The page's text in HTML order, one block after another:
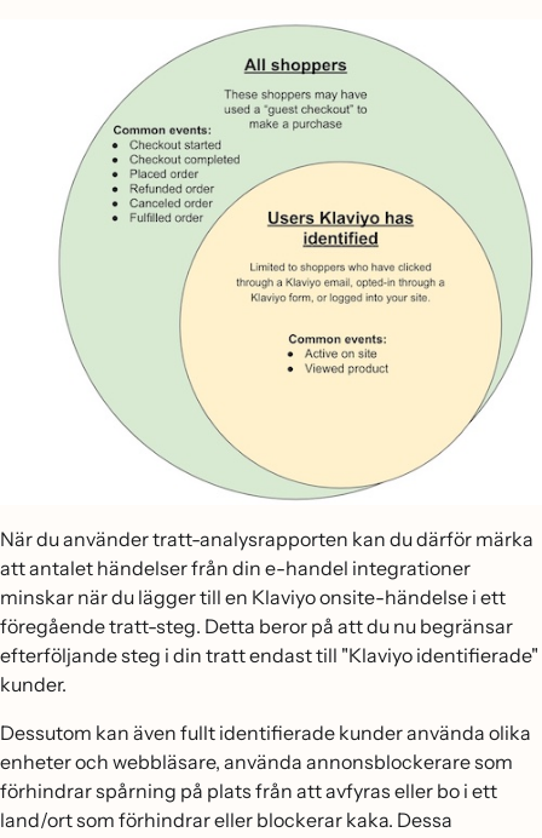
När du använder tratt-analysrapporten kan du därför märka
att antalet händelser från din e-handel integrationer
minskar när du lägger till en Klaviyo onsite-händelse i ett
föregående tratt-steg. Detta beror på att du nu begränsar
efterföljande steg i din tratt endast till "Klaviyo identifierade"
kunder.
Dessutom kan även fullt identifierade kunder använda olika
enheter och webbläsare, använda annonsblockerare som
förhindrar spårning på plats från att avfyras eller bo i ett
land/ort som förhindrar eller blockerar kaka. Dessa